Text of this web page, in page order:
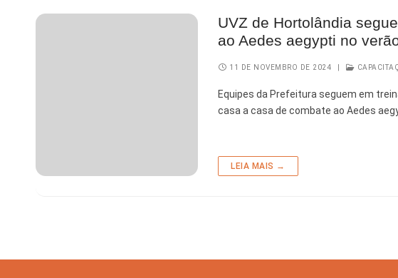
UVZ de Hortolândia
ao Aedes aegypti no
11 DE NOVEMBRO DE 2024
Equipes da Prefeitura seguem em
casa a casa de combate ao Aedes
LEIA MAIS →